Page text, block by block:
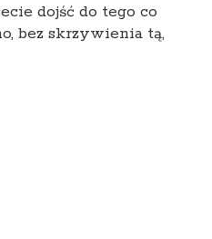
dojść do tego co
bez skrzywienia tą,